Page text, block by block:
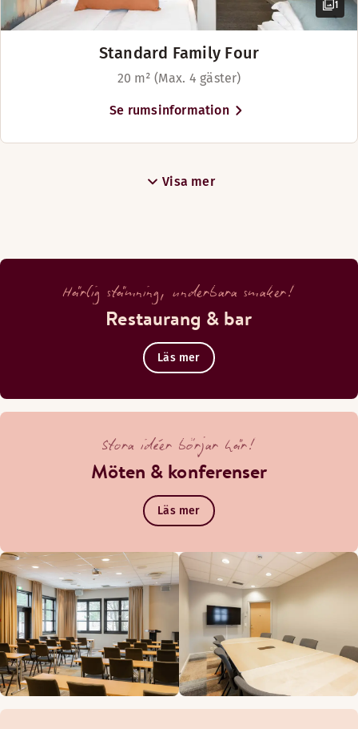
1
Standard Family Four
20 m² (Max. 4 gäster)
Se rumsinformation
Visa mer
Härlig stämning, underbara smaker!
Restaurang & bar
Läs mer
Stora idéer börjar här!
Möten & konferenser
Läs mer